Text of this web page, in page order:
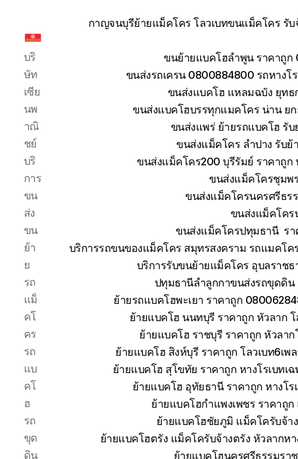
ขน
ย้าย
รถ
โฮ
ทั่ว
ประเทศ.com
บริ
ษัท
เซีย
นพ
าณิ
ชย์
บริ
การ
ขน
ส่ง
ขน
ย้า
ย
รถ
แม็
คโ
คร
รถ
แบ
คโ
ฮ
รถ
ขุด
ดิน
กาญจนบุรีย้ายแม็คโคร โลวเบทขนแม็คโคร รับ
ขนย้ายแบคโฮลำพูน ราคาถูก
ขนส่งรถเครน 0800884800 รถหางโ
ขนส่งแบคโฮ แหลมฉบัง ยุทธ
ขนส่งแบคโฮบรรทุกแมคโคร น่าน ย
ขนส่งแพร่ ย้ายรถแบคโฮ รับ
ขนส่งแม็คโคร ลำปาง รับย้
ขนส่งแม็คโคร200 บุรีรัมย์ ราคาถูก
ขนส่งแม็คโครชุมพ
ขนส่งแม็คโครนครศรีธร
ขนส่งแม็คโคร
ขนส่งแม็คโครปทุมธานี รา
บริการรถขนของแม็คโคร สมุทรสงคราม รถแมคโคร
บริการรับขนย้ายแม็คโคร อุบลราช
ปทุมธานีลำลูกกาขนส่งรถขุดดิน
ย้ายรถแบคโฮพะเยา ราคาถูก
ย้ายแบคโฮ นนทบุรี ราคาถูก หัวลาก โ
ย้ายแบคโฮ ราชบุรี ราคาถูก หัวลาก
ย้ายแบคโฮ สิงห์บุรี ราคาถูก โลวเบท6เพ
ย้ายแบคโฮ สุโขทัย ราคาถูก หางโรเบทเ
ย้ายแบคโฮ อุทัยธานี ราคาถูก หางโร
ย้ายแบคโฮกำแพงเพชร ราคาถู
ย้ายแบคโฮชัยภูมิ แม็คโครับจ้า
ย้ายแบคโฮตรัง แม็คโครับจ้างตรัง หัวลากห
ย้ายแบคโฮนครศรีธรรมรา